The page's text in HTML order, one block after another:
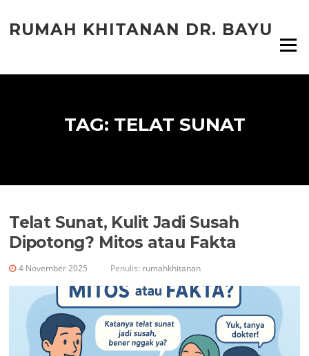
konten
RUMAH KHITANAN DR. BAYU
Menu
TAG: TELAT SUNAT
Telat Sunat, Kulit Jadi Susah
Dipotong? Mitos atau Fakta
4 November 2025 Penulis: rumahkhitanan